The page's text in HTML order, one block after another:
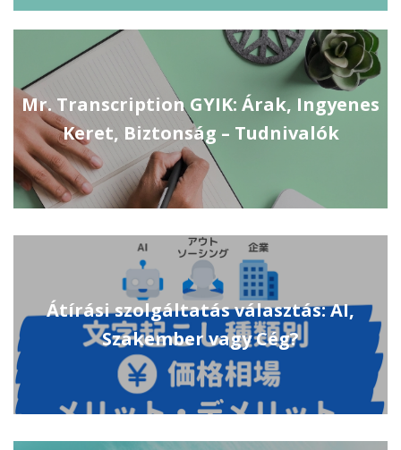
Mr. Transcription GYIK: Árak, Ingyenes
Keret, Biztonság – Tudnivalók
Átírási szolgáltatás választás: AI,
Szakember vagy Cég?